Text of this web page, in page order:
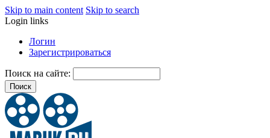
Skip to main content Skip to search
Login links
Логин
Зарегистрироваться
Поиск на сайте: